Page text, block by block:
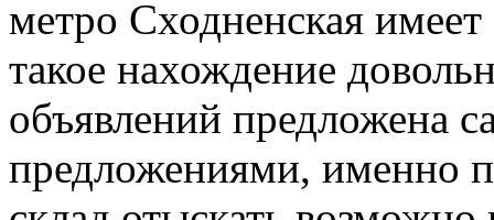
метро Сходненская
такое нахождение
объявлений предложена
предложениями, именно